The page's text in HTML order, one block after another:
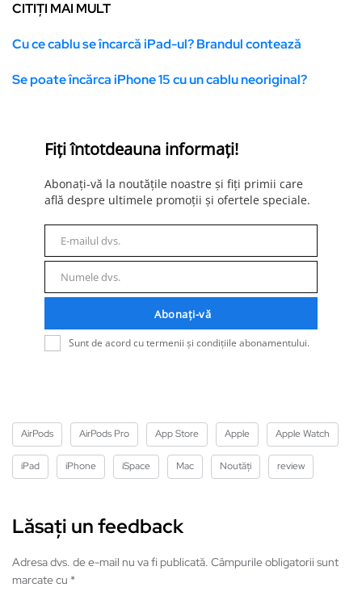
CITIȚI MAI MULT
Cu ce cablu se încarcă iPad-ul? Brandul contează
Se poate încărca iPhone 15 cu un cablu neoriginal?
Fiți întotdeauna informați!
Abonați-vă la noutățile noastre și fiți primii care
află despre ultimele promoții și ofertele speciale.
E-
mail
E-mailul dvs.
Nume
Numele dvs.
Abonați-vă
Sunt de acord cu termenii și condițiile abonamentului.
AirPods AirPods Pro App Store Apple Apple Watch
iPad iPhone iSpace Mac Noutăți review
Lăsați un feedback
Adresa dvs. de e-mail nu va fi publicată. Câmpurile obligatorii sunt
marcate cu *